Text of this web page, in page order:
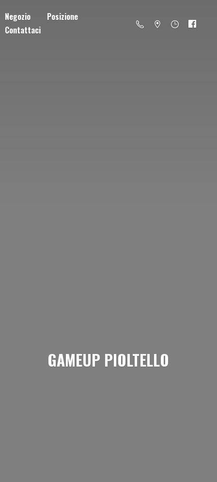
Negozio
Posizione
Contattaci
GAMEUP PIOLTELLO